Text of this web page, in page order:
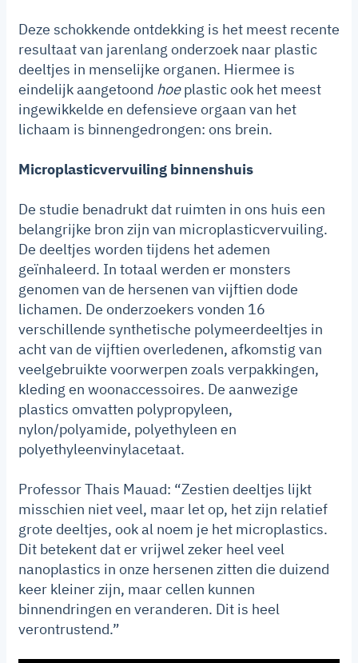
Deze schokkende ontdekking is het meest recente
resultaat van jarenlang onderzoek naar plastic
deeltjes in menselijke organen. Hiermee is
eindelijk aangetoond hoeplastic ook het meest
ingewikkelde en defensieve orgaan van het
lichaam is binnengedrongen: ons brein.
Microplasticvervuiling binnenshuis
De studie benadrukt dat ruimten in ons huis een
belangrijke bron zijn van microplasticvervuiling.
De deeltjes worden tijdens het ademen
geïnhaleerd. In totaal werden er monsters
genomen van de hersenen van vijftien dode
lichamen. De onderzoekers vonden 16
verschillende synthetische polymeerdeeltjes in
acht van de vijftien overledenen, afkomstig van
veelgebruikte voorwerpen zoals verpakkingen,
kleding en woonaccessoires. De aanwezige
plastics omvatten polypropyleen,
nylon/polyamide, polyethyleen en
polyethyleenvinylacetaat.
Professor Thais Mauad: “Zestien deeltjes lijkt
misschien niet veel, maar let op, het zijn relatief
grote deeltjes, ook al noem je het microplastics.
Dit betekent dat er vrijwel zeker heel veel
nanoplastics in onze hersenen zitten die duizend
keer kleiner zijn, maar cellen kunnen
binnendringen en veranderen. Dit is heel
verontrustend.”